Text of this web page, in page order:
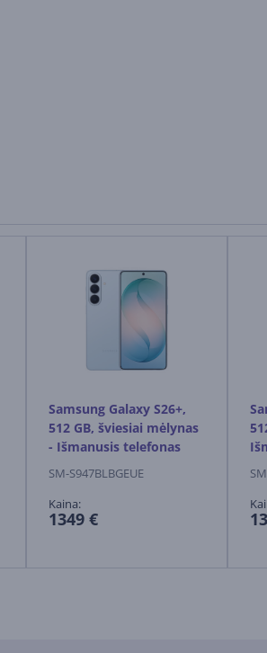
Samsung Galaxy S26+,
512 GB, šviesiai mėlynas
- Išmanusis telefonas
SM-S947BLBGEUE
Kaina:
1349 €